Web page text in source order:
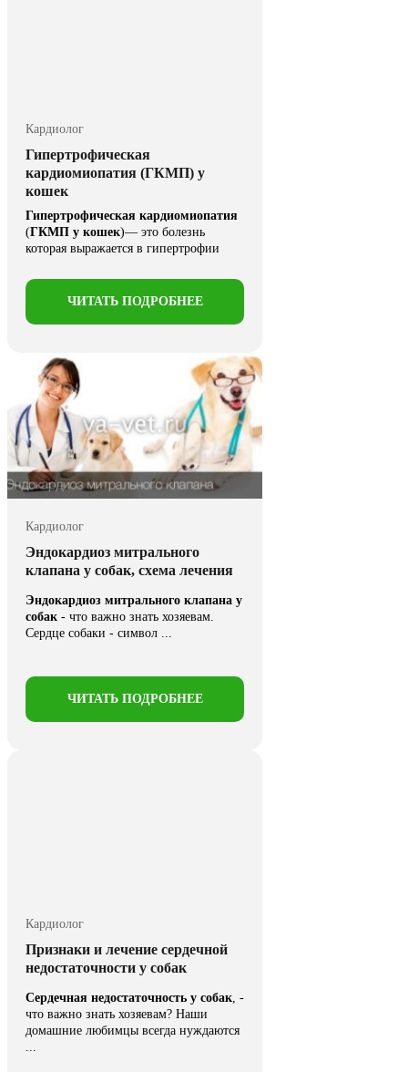
Кардиолог
Гипертрофическая
кардиомиопатия (ГКМП) у
кошек
Гипертрофическая кардиомиопатия
(ГКМП у кошек)— это болезнь
которая выражается в гипертрофии
ЧИТАТЬ ПОДРОБНЕЕ
Кардиолог
Эндокардиоз митрального
клапана у собак, схема лечения
Эндокардиоз митрального клапана у
собак - что важно знать хозяевам.
Сердце собаки - символ ...
ЧИТАТЬ ПОДРОБНЕЕ
Кардиолог
Признаки и лечение сердечной
недостаточности у собак
Сердечная недостаточность у собак, -
что важно знать хозяевам? Наши
домашние любимцы всегда нуждаются
...